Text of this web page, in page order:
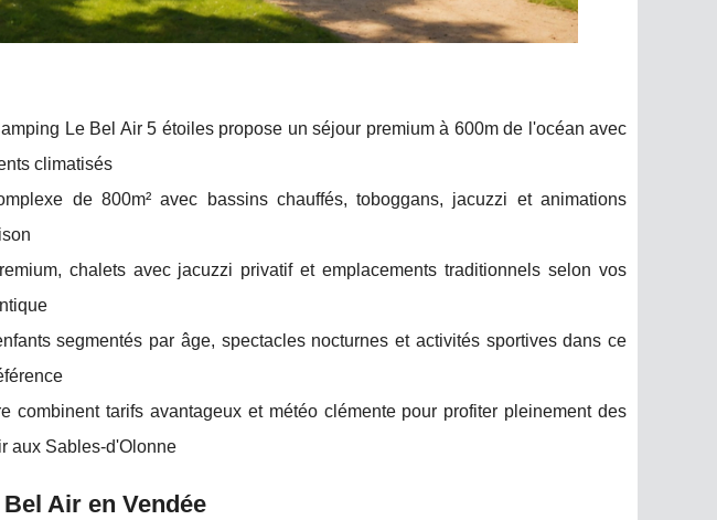
Le Bel Air 5 étoiles propose un séjour premium à 600m de l'océan avec
climatisés
de 800m² avec bassins chauffés, toboggans, jacuzzi et animations
chalets avec jacuzzi privatif et emplacements traditionnels selon vos
segmentés par âge, spectacles nocturnes et activités sportives dans ce
combinent tarifs avantageux et météo clémente pour profiter pleinement des
aux Sables-d'Olonne
Air en Vendée